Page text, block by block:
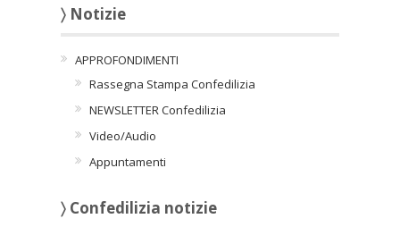
〉 Notizie
APPROFONDIMENTI
Rassegna Stampa Confedilizia
NEWSLETTER Confedilizia
Video/Audio
Appuntamenti
〉 Confedilizia notizie